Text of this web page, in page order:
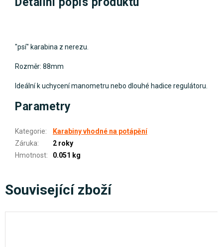
"psí" karabina z nerezu.
Rozměr: 88mm
Ideální k uchycení manometru nebo dlouhé hadice regulátoru.
Parametry
Kategorie:
Karabiny vhodné na potápění
Záruka:
2 roky
Hmotnost: 0.051 kg
Související zboží